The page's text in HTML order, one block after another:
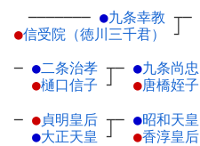
─────── ●九条幸教 ┬
●信受院（徳川三千君） ┘
─
─ ●二条治孝 ┬
●樋口信子 ┘
─ ●九条尚忠
●唐橋姪子
─ ●貞明皇后 ┬
●大正天皇 ┘
─ ●昭和天皇
●香淳皇后